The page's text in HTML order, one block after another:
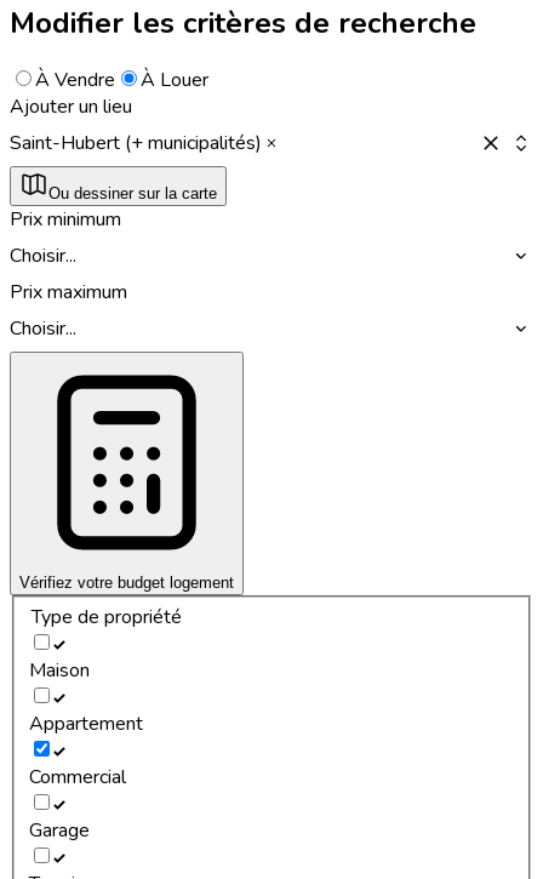
Modifier les critères de recherche
À Vendre
À Louer
Ajouter un lieu
Saint-Hubert (+ municipalités)
Ou dessiner sur la carte
Prix minimum
Choisir...
Prix maximum
Choisir...
Vérifiez votre budget logement
Type de propriété
Maison
Appartement
Commercial
Garage